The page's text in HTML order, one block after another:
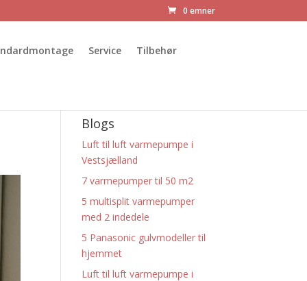
0 emner
Service Tilbehør
Blogs
Luft til luft varmepumpe i
Vestsjælland
7 varmepumper til 50 m2
5 multisplit varmepumper
med 2 indedele
5 Panasonic gulvmodeller til
hjemmet
Luft til luft varmepumpe i